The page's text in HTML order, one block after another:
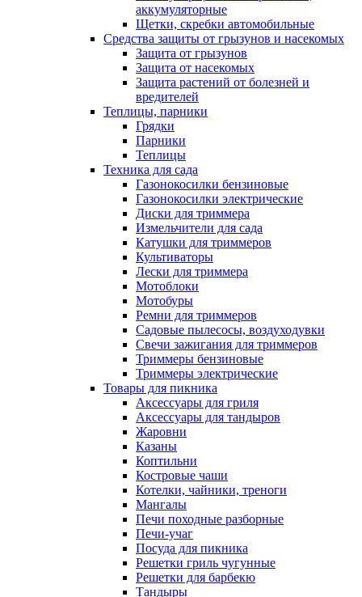
аккумуляторные
Щетки, скребки автомобильные
Средства защиты от грызунов и насекомых
Защита от грызунов
Защита от насекомых
Защита растений от болезней и
вредителей
Теплицы, парники
Грядки
Парники
Теплицы
Техника для сада
Газонокосилки бензиновые
Газонокосилки электрические
Диски для триммера
Измельчители для сада
Катушки для триммеров
Культиваторы
Лески для триммера
Мотоблоки
Мотобуры
Ремни для триммеров
Садовые пылесосы, воздуходувки
Свечи зажигания для триммеров
Триммеры бензиновые
Триммеры электрические
Товары для пикника
Аксессуары для гриля
Аксессуары для тандыров
Жаровни
Казаны
Коптильни
Костровые чаши
Котелки, чайники, треноги
Мангалы
Печи походные разборные
Печи-учаг
Посуда для пикника
Решетки гриль чугунные
Решетки для барбекю
Тандыры